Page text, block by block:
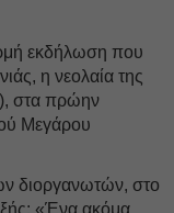
εκδήλωση που
η νεολαία της
στα πρώην
Μεγάρου
διοργανωτών, στο
«Ένα ακόμα